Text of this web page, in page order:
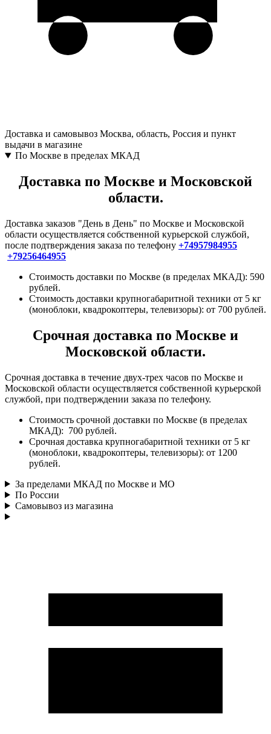
Доставка и самовывоз Москва, область, Россия и пункт
выдачи в магазине
По Москве в пределах МКАД
Доставка по Москве и Московской
области.
Доставка заказов "День в День" по Москве и Московской
области осуществляется собственной курьерской службой,
после подтверждения заказа по телефону +74957984955
+79256464955
Стоимость доставки по Москве (в пределах МКАД): 590
рублей.
Стоимость доставки крупногабаритной техники от 5 кг
(моноблоки, квадрокоптеры, телевизоры): от 700 рублей.
Срочная доставка по Москве и
Московской области.
Срочная доставка в течение двух-трех часов по Москве и
Московской области осуществляется собственной курьерской
службой, при подтверждении заказа по телефону.
Стоимость срочной доставки по Москве (в пределах
МКАД): 700 рублей.
Срочная доставка крупногабаритной техники от 5 кг
(моноблоки, квадрокоптеры, телевизоры): от 1200
рублей.
За пределами МКАД по Москве и МО
По России
Самовывоз из магазина